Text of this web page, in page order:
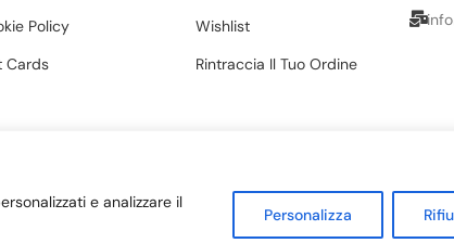
e analizzare il
Personalizza
Policy
Cards
Wishlist
Rintraccia Il Tuo Ordine
Via Margherita, 34 – Amantea (CS) 87032 | REA CS